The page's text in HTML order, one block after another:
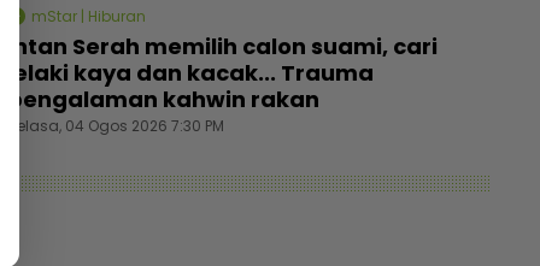
mStar | Hiburan
Intan Serah memilih calon suami, cari
lelaki kaya dan kacak... Trauma
pengalaman kahwin rakan
Selasa, 04 Ogos 2026 7:30 PM